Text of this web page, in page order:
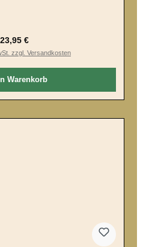
Regulärer Preis:
23,95 €
zzgl. Versandkosten
Warenkorb